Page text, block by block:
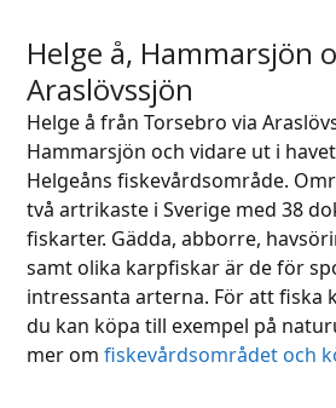
Helge å, Hammarsjön
Araslövssjön
Helge å från Torsebro via
Hammarsjön och vidare ut i
Helgeåns fiskevårdsområde.
två artrikaste i Sverige med 38
fiskarter. Gädda, abborre,
samt olika karpfiskar är de för
intressanta arterna. För att fiska
du kan köpa till exempel på
mer om fiskevårdsområdet och